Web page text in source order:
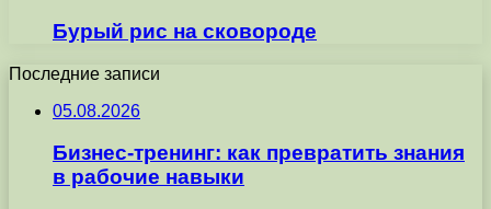
Бурый рис на сковороде
Последние записи
05.08.2026
Бизнес-тренинг: как превратить знания
в рабочие навыки